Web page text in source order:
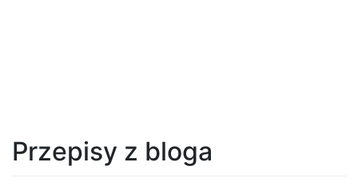
Przepisy z bloga